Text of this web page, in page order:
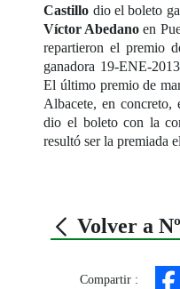
Castillo dio el boleto
Víctor Abedano en
repartieron el premio
ganadora 19-ENE-
El último premio de
Albacete, en concreto,
dio el boleto con la
resultó ser la premiada
Volver a
Compartir :